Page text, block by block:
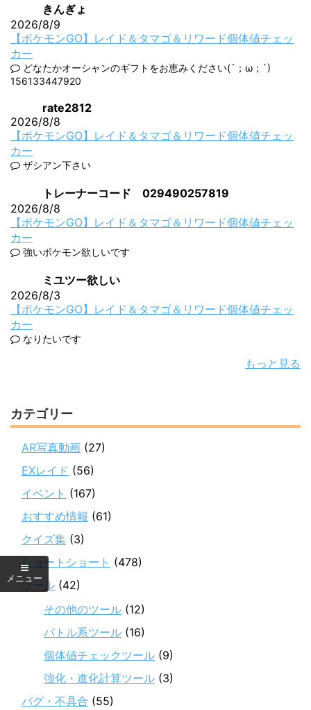
きんぎょ
2026/8/9
【ポケモンGO】レイド＆タマゴ＆リワード個体値チェッ
カー
どなたかオーシャンのギフトをお恵みください(´；ω；`)
156133447920
rate2812
2026/8/8
【ポケモンGO】レイド＆タマゴ＆リワード個体値チェッ
カー
ザシアン下さい
トレーナーコード 029490257819
2026/8/8
【ポケモンGO】レイド＆タマゴ＆リワード個体値チェッ
カー
強いポケモン欲しいです
ミユツー欲しい
2026/8/3
【ポケモンGO】レイド＆タマゴ＆リワード個体値チェッ
カー
なりたいです
もっと見る
カテゴリー
AR写真動画 (27)
EXレイド (56)
イベント (167)
おすすめ情報 (61)
クイズ集 (3)
ショートショート (478)
ツール (42)
その他のツール (12)
バトル系ツール (16)
個体値チェックツール (9)
強化・進化計算ツール (3)
バグ・不具合 (55)